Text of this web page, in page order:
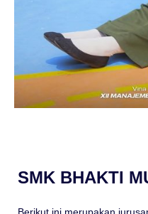
SMK BHAKTI